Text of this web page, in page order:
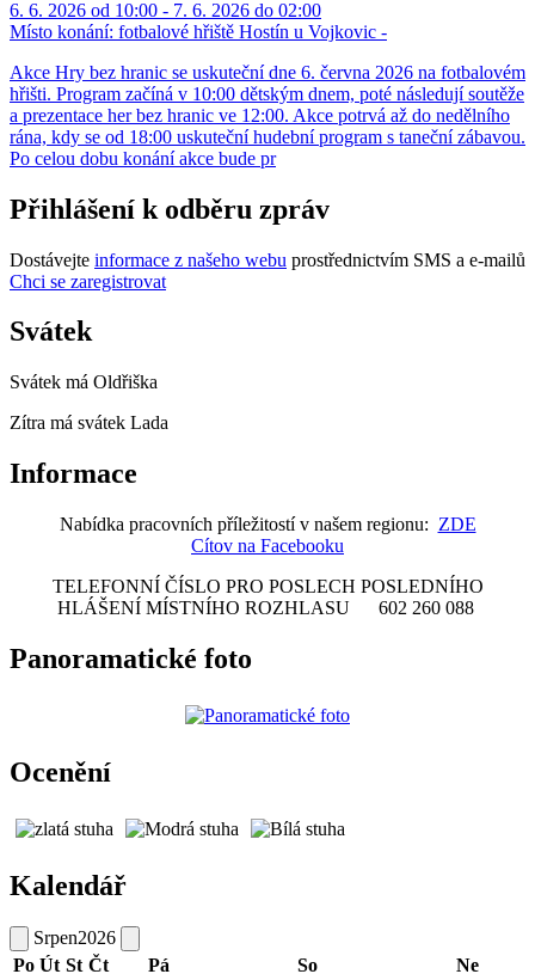
6. 6. 2026 od 10:00 - 7. 6. 2026 do 02:00
Místo konání: fotbalové hřiště Hostín u Vojkovic -
Akce Hry bez hranic se uskuteční dne 6. června 2026 na fotbalovém
hřišti. Program začíná v 10:00 dětským dnem, poté následují soutěže
a prezentace her bez hranic ve 12:00. Akce potrvá až do nedělního
rána, kdy se od 18:00 uskuteční hudební program s taneční zábavou.
Po celou dobu konání akce bude pr
Přihlášení k odběru zpráv
Dostávejte informace z našeho webu prostřednictvím SMS a e-mailů
Chci se zaregistrovat
Svátek
Svátek má Oldřiška
Zítra má svátek Lada
Informace
Nabídka pracovních příležitostí v našem regionu: ZDE
Cítov na Facebooku
TELEFONNÍ ČÍSLO PRO POSLECH POSLEDNÍHO
HLÁŠENÍ MÍSTNÍHO ROZHLASU 602 260 088
Panoramatické foto
Ocenění
Kalendář
Srpen2026
Po Út St Čt Pá So Ne